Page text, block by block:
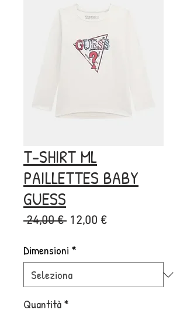
T-SHIRT ML
PAILLETTES BABY
GUESS
24,00 € Prezzo
12,00 €Prezzo
Dimensioni *
Quantità*